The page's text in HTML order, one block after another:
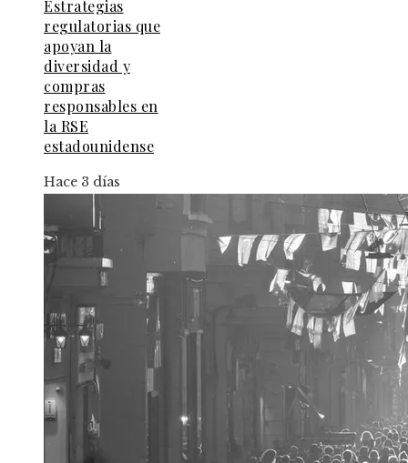
Estrategias
regulatorias que
apoyan la
diversidad y
compras
responsables en
la RSE
estadounidense
Hace 3 días